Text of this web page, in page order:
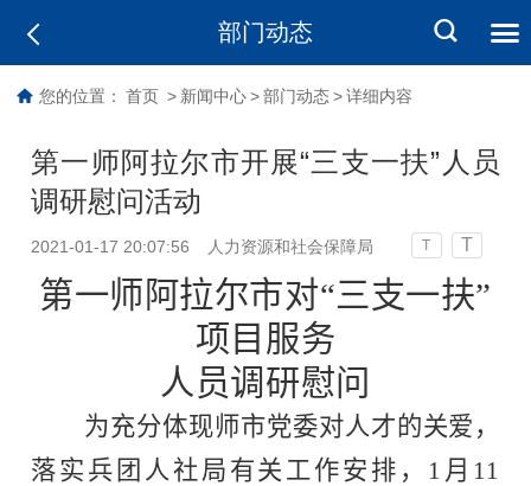
部门动态
您的位置： 首页 > 新闻中心 > 部门动态 > 详细内容
第一师阿拉尔市开展“三支一扶”人员
调研慰问活动
2021-01-17 20:07:56 人力资源和社会保障局 T T
第一师阿拉尔市对“三支一扶”
项目服务
人员调研慰问
为充分体现师市党委对人才的关爱，
落实兵团人社局有关工作安排， 1月1 1